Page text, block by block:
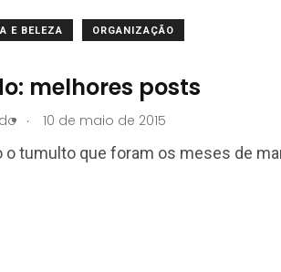
E BELEZA ORGANIZAÇÃO
melhores posts
. 10 de maio de 2015
o tumulto que foram os meses de